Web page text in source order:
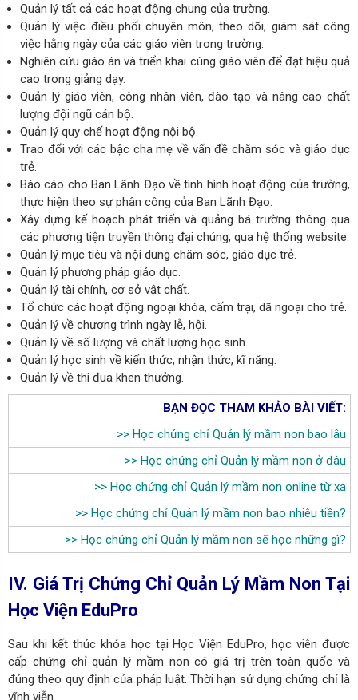
Quản lý tất cả các hoạt động chung của trường.
Quản lý việc điều phối chuyên môn, theo dõi, giám sát công
việc hằng ngày của các giáo viên trong trường.
Nghiên cứu giáo án và triển khai cùng giáo viên để đạt hiệu quả
cao trong giảng dạy.
Quản lý giáo viên, công nhân viên, đào tạo và nâng cao chất
lượng đội ngũ cán bộ.
Quản lý quy chế hoạt động nội bộ.
Trao đổi với các bậc cha mẹ về vấn đề chăm sóc và giáo dục
trẻ.
Báo cáo cho Ban Lãnh Đạo về tình hình hoạt động của trường,
thực hiện theo sự phân công của Ban Lãnh Đạo.
Xây dựng kế hoạch phát triển và quảng bá trường thông qua
các phương tiện truyền thông đại chúng, qua hệ thống website.
Quản lý mục tiêu và nội dung chăm sóc, giáo dục trẻ.
Quản lý phương pháp giáo dục.
Quản lý tài chính, cơ sở vật chất.
Tổ chức các hoạt động ngoại khóa, cấm trại, dã ngoại cho trẻ.
Quản lý về chương trình ngày lễ, hội.
Quản lý về số lượng và chất lượng học sinh.
Quản lý học sinh về kiến thức, nhận thức, kĩ năng.
Quản lý về thi đua khen thưởng.
BẠN ĐỌC THAM KHẢO BÀI VIẾT:
>> Học chứng chỉ Quản lý mầm non bao lâu
>> Học chứng chỉ Quản lý mầm non ở đâu
>> Học chứng chỉ Quản lý mầm non online từ xa
>> Học chứng chỉ Quản lý mầm non bao nhiêu tiền?
>> Học chứng chỉ Quản lý mầm non sẽ học những gì?
IV. Giá Trị Chứng Chỉ Quản Lý Mầm Non Tại
Học Viện EduPro
Sau khi kết thúc khóa học tạiHọc Viện EduPro, học viên được
cấp chứng chỉ quản lý mầm non có giá trị trên toàn quốc và
đúng theo quy định của pháp luật. Thời hạn sử dụng chứng chỉ là
vĩnh viễn.